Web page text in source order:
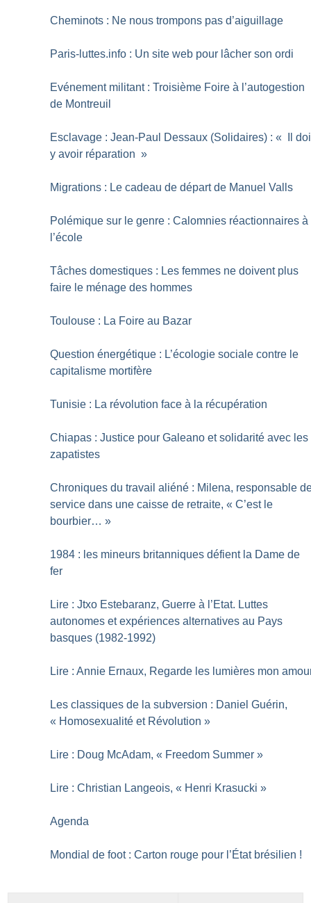
Cheminots : Ne nous trompons pas d’aiguillage
Paris-luttes.info : Un site web pour lâcher son ordi
Evénement militant : Troisième Foire à l’autogestion
de Montreuil
Esclavage : Jean-Paul Dessaux (Solidaires) : «
Il
y avoir réparation »
Migrations : Le cadeau de départ de Manuel Valls
Polémique sur le genre : Calomnies réactionnaires à
l’école
Tâches domestiques : Les femmes ne doivent plus
faire le ménage des hommes
Toulouse : La Foire au Bazar
Question énergétique : L’écologie sociale contre le
capitalisme mortifère
Tunisie : La révolution face à la récupération
Chiapas : Justice pour Galeano et solidarité avec les
zapatistes
Chroniques du travail aliéné : Milena, responsable
service dans une caisse de retraite, « C’est le
bourbier… »
1984 : les mineurs britanniques défient la Dame de
fer
Lire : Jtxo Estebaranz, Guerre à l’Etat. Luttes
autonomes et expériences alternatives au Pays
basques (1982-1992)
Lire : Annie Ernaux, Regarde les lumières mon
Les classiques de la subversion : Daniel Guérin,
« Homosexualité et Révolution »
Lire : Doug McAdam, « Freedom Summer »
Lire : Christian Langeois, « Henri Krasucki »
Agenda
Mondial de foot : Carton rouge pour l’État brésilien !